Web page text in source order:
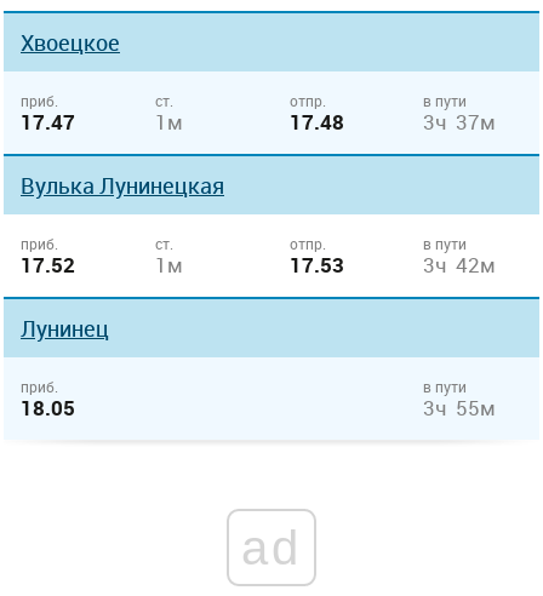
Хвоецкое
приб.
17.47
ст.
1м
отпр.
17.48
в пути
3ч 37м
Вулька Лунинецкая
приб.
17.52
ст.
1м
отпр.
17.53
в пути
3ч 42м
Лунинец
приб.
18.05
в пути
3ч 55м
ad